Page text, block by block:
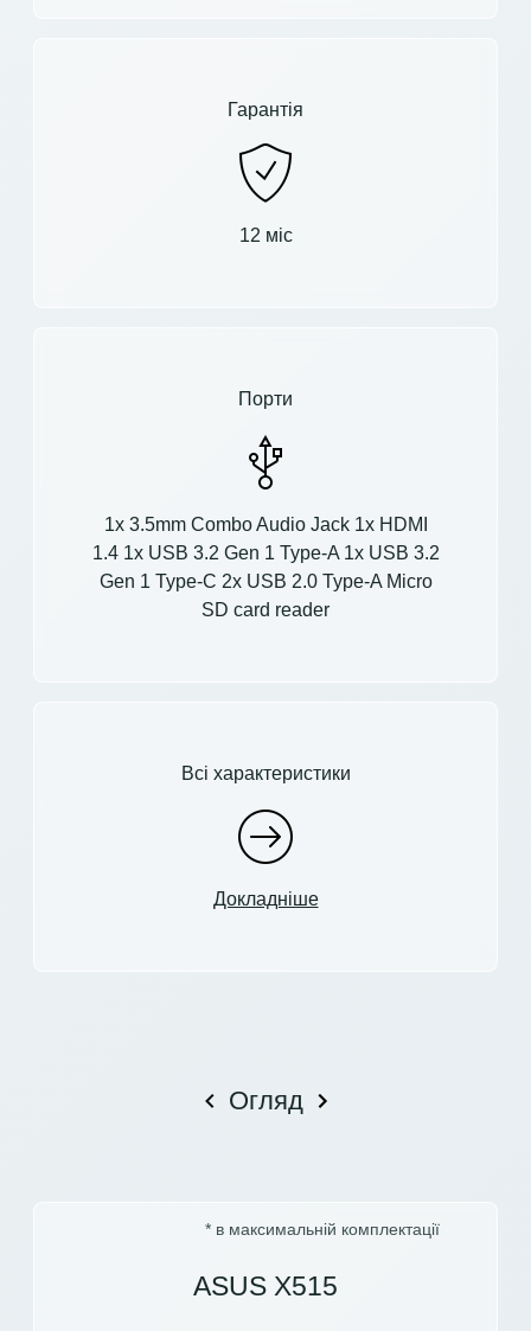
Гарантія
12 міс
Порти
1x 3.5mm Combo Audio Jack 1x HDMI
1.4 1x USB 3.2 Gen 1 Type-A 1x USB 3.2
Gen 1 Type-C 2x USB 2.0 Type-A Micro
SD card reader
Всі характеристики
Докладніше
Огляд
* в максимальній комплектації
ASUS X515